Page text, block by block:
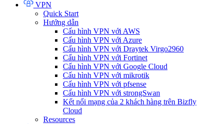
VPN
Quick Start
Hướng dẫn
Cấu hình VPN với AWS
Cấu hình VPN với Azure
Cấu hình VPN với Draytek Virgo2960
Cấu hình VPN với Fortinet
Cấu hình VPN với Google Cloud
Cấu hình VPN với mikrotik
Cấu hình VPN với pfsense
Cấu hình VPN với strongSwan
Kết nối mạng của 2 khách hàng trên Bizfly
Cloud
Resources